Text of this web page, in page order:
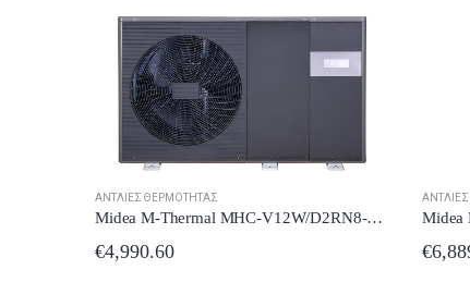
ΑΝΤΛΊΕΣ ΘΕΡΜΌΤΗΤΑΣ
Midea M-Thermal MHC-V22W/D2RN8 Αντλία Θερμότητας 22kW Τριφασική Monoblock με Wi-Fi
€6,889.60 €